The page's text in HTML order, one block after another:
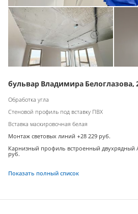
бульвар Владимира Белоглазова,
Обработка угла
Стеновой профиль под вставку ПВХ
Вставка маскировочная белая
Монтаж световых линий +28 229 руб.
Карнизный профиль встроенный двухрядный
руб.
Показать полный список